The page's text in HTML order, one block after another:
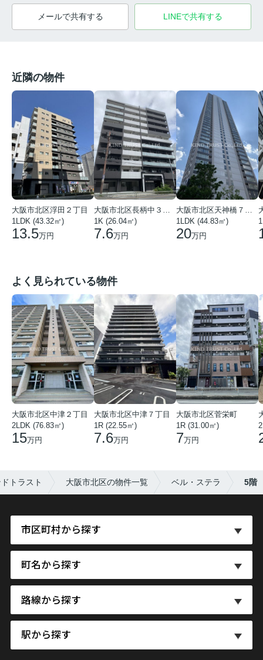
メールで共有する LINEで共有する
近隣の物件
大阪市北区浮田２丁目
1LDK (43.32㎡)
13.5万円
大阪市北区長柄中３丁目
1K (26.04㎡)
7.6万円
大阪市北区天神橋７丁目
1LDK (44.83㎡)
20万円
よく見られている物件
大阪市北区中津２丁目
2LDK (76.83㎡)
15万円
大阪市北区中津７丁目
1R (22.55㎡)
7.6万円
大阪市北区菅栄町
1R (31.00㎡)
7万円
トラスト 大阪市北区の物件一覧 ベル・ステラ 5階
市区町村から探す
町名から探す
路線から探す
駅から探す